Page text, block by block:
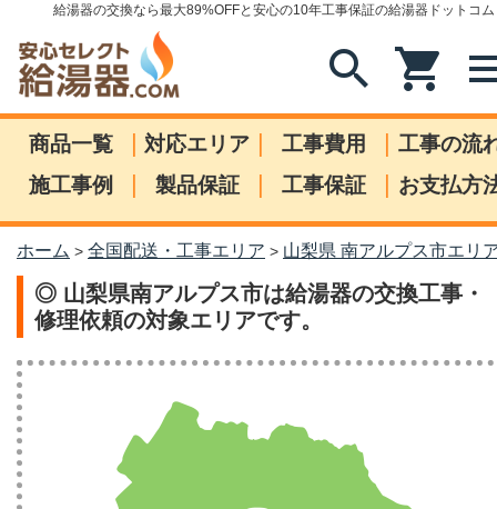
給湯器の交換なら最大89%OFFと安心の10年工事保証の給湯器ドットコム
search shopping_cart
商品一覧 | 対応エリア | 工事費用 | 工事の流
施工事例
| 製品保証 | 工事保証 | お支払方
ホーム > 全国配送・工事エリア > 山梨県 南アルプス市エリ
◎ 山梨県南アルプス市は給湯器の交換工事・
修理依頼の対象エリアです。